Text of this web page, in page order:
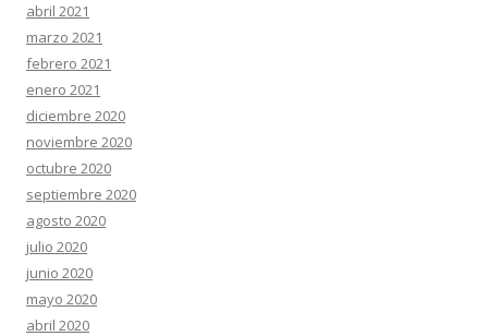
abril 2021
marzo 2021
febrero 2021
enero 2021
diciembre 2020
noviembre 2020
octubre 2020
septiembre 2020
agosto 2020
julio 2020
junio 2020
mayo 2020
abril 2020